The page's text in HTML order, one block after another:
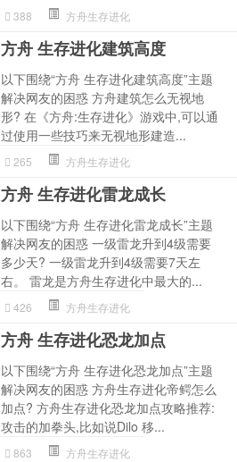
388 方舟生存进化
方舟 生存进化建筑高度
以下围绕“方舟 生存进化建筑高度”主题
解决网友的困惑 方舟建筑怎么无视地
形? 在《方舟:生存进化》游戏中,可以通
过使用一些技巧来无视地形建造...
265 方舟生存进化
方舟 生存进化雷龙成长
以下围绕“方舟 生存进化雷龙成长”主题
解决网友的困惑 一级雷龙升到4级需要
多少天? 一级雷龙升到4级需要7天左
右。 雷龙是方舟生存进化中最大的...
426 方舟生存进化
方舟 生存进化恐龙加点
以下围绕“方舟 生存进化恐龙加点”主题
解决网友的困惑 方舟生存进化帝鳄怎么
加点? 方舟生存进化恐龙加点攻略推荐:
攻击的加拳头,比如说Dilo 移...
863 方舟生存进化